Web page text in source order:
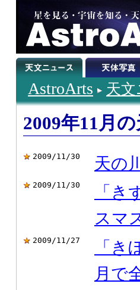
AstroArts 天文
2009年11月
2009/11/30 天の
2009/11/30
「
スマ
2009/11/27
「
月で